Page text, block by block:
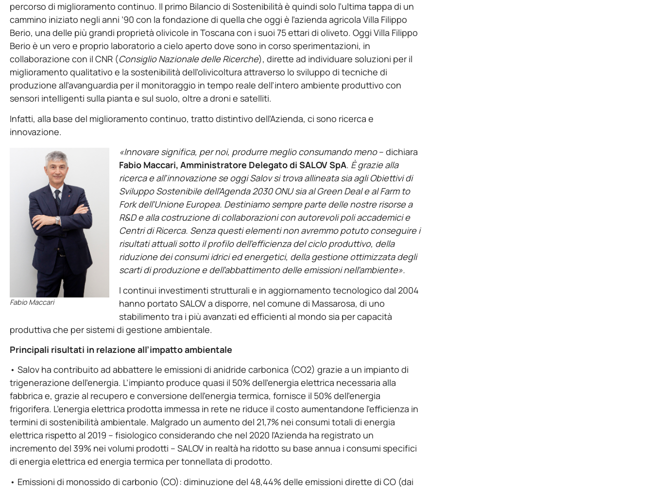
percorso di miglioramento continuo. Il primo Bilancio di Sostenibilità è quindi solo l’ultima tappa di un
cammino iniziato negli anni ’90 con la fondazione di quella che oggi è l’azienda agricola Villa Filippo
Berio, una delle più grandi proprietà olivicole in Toscana con i suoi 75 ettari di oliveto. Oggi Villa Filippo
Berio è un vero e proprio laboratorio a cielo aperto dove sono in corso sperimentazioni, in
collaborazione con il CNR (Consiglio Nazionale delle Ricerche), dirette ad individuare soluzioni per il
miglioramento qualitativo e la sostenibilità dell’olivicoltura attraverso lo sviluppo di tecniche di
produzione all’avanguardia per il monitoraggio in tempo reale dell’intero ambiente produttivo con
sensori intelligenti sulla pianta e sul suolo, oltre a droni e satelliti.
Infatti, alla base del miglioramento continuo, tratto distintivo dell’Azienda, ci sono ricerca e
innovazione.
Fabio Maccari
«Innovare significa, per noi, produrre meglio consumando meno– dichiara
Fabio Maccari, Amministratore Delegato di SALOV SpA. È grazie alla
ricercaeall’innovazionese oggi Salov si trova allineata sia agliObiettivi di
Sviluppo Sostenibile dell’Agenda 2030 ONU sia al Green Deal e al Farm to
Fork dell’Unione Europea. Destiniamo sempre parte delle nostre risorse a
R&D e alla costruzione di collaborazioni con autorevoli poli accademici e
Centri di Ricerca. Senza questi elementi non avremmo potuto conseguire i
risultati attuali sotto il profilo dell’efficienzadel ciclo produttivo, della
riduzione dei consumi idrici ed energetici, della gestione ottimizzata degli
scarti di produzione e dell’abbattimento delle emissioni nell’ambiente».
I continui investimenti strutturali e in aggiornamento tecnologico dal 2004
hanno portato SALOV a disporre, nel comune di Massarosa, di uno
stabilimento tra i più avanzati ed efficienti al mondo sia per capacità
produttiva che per sistemi di gestione ambientale.
Principali risultati in relazione all’impatto ambientale
• Salov ha contribuito ad abbattere le emissioni di anidride carbonica (CO2) grazie a un impianto di
trigenerazione dell’energia. L’impianto produce quasi il 50% dell’energia elettrica necessaria alla
fabbrica e, grazie al recupero e conversione dell’energia termica, fornisce il 50% dell’energia
frigorifera. L’energia elettrica prodotta immessa in rete ne riduce il costo aumentandone l’efficienza in
termini di sostenibilità ambientale. Malgrado un aumento del 21,7% nei consumi totali di energia
elettrica rispetto al 2019 – fisiologico considerando che nel 2020 l’Azienda ha registrato un
incremento del 39% nei volumi prodotti – SALOV in realtà ha ridotto su base annua i consumi specifici
di energia elettrica ed energia termica per tonnellata di prodotto.
• Emissioni di monossido di carbonio (CO): diminuzione del 48,44% delle emissioni dirette di CO (dai